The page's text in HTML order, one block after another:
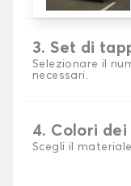
3. Set di
Selezionare il
necessari.
4. Colori
Scegli il